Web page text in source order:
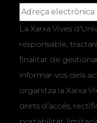
La Xarxa Vives
responsable,
finalitat de
informar-vos dels
organitza la Xarxa
drets d’accés,